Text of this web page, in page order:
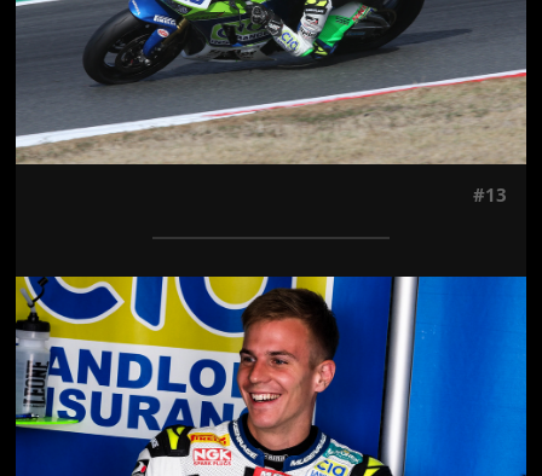
#13
Jön még kép!